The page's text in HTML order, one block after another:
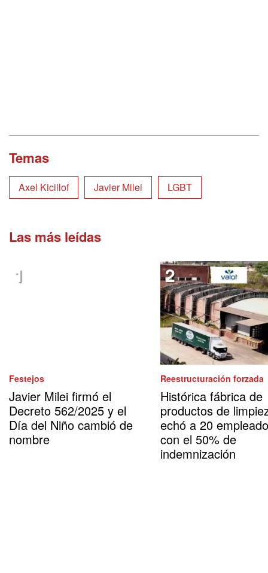
Temas
Axel Kicillof Javier Milei LGBT
Las más leídas
Festejos
Javier Milei firmó el
Decreto 562/2025 y el
Día del Niño cambió de
nombre
Reestructuración forzada
Histórica fábrica de
productos de
echó a 20
con el 50% de
indemnización